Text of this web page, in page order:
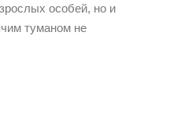
особей, но и
туманом не